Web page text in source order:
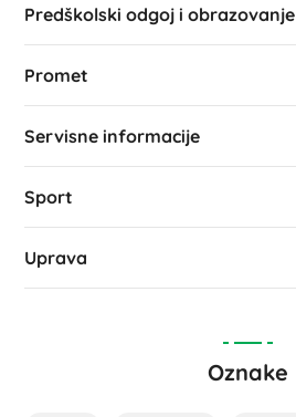
Predškolski odgoj i obrazovanje
Promet
Servisne informacije
Sport
Uprava
Oznake